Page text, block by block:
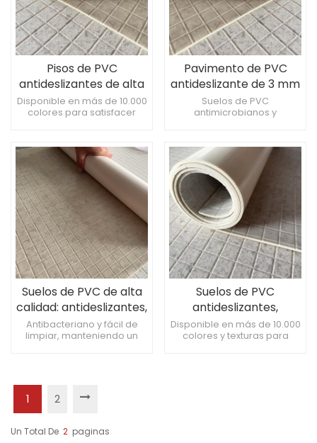
Pisos de PVC
antideslizantes de alta
calidad de 3 mm de
espesor
Disponible en más de 10.000
colores para satisfacer
las manchas no se adhieren
fácilmente, fácil de limpiar
Inhibe el crecimiento de
bacterias, proporcionando
un ambiente más saludable
para su uso.
Pavimento de PVC
antideslizante de 3 mm
de espesor,
impermeable y
para aseos de baños
Suelos de PVC
antimicrobianos y
baños Piso de PVC
antideslizante, súper
resistente al desgaste
Pavimento profesional de
PVC antideslizante,
impermeable y
antibacteriano
Suelos de PVC de alta
calidad: antideslizantes,
impermeables y fáciles
de limpiar
Antibacteriano y fácil de
limpiar, manteniendo un
zonas del hogar que
requieran un acabado
Suelos de PVC
antideslizantes,
antibacterianos y
absorbentes de golpes,
Disponible en más de 10.000
colores y texturas para
1 2
Un Total De 2 Paginas